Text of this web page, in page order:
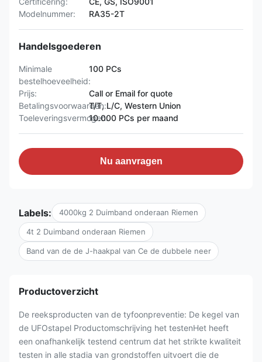
Modelnummer:
RA35-2T
Handelsgoederen
Minimale
bestelhoeveelheid:
100 PCs
Prijs:
Call or Email for quote
Betalingsvoorwaarden:T/T, L/C, Western Union
Toeleveringsvermogen:10.000 PCs per maand
Nu aanvragen
Labels: 4000kg 2 Duimband onderaan Riemen
4t 2 Duimband onderaan Riemen
Band van de de J-haakpal van Ce de dubbele neer
Productoverzicht
De reeksproducten van de tyfoonpreventie: De kegel van
de UFOstapel Productomschrijving het testenHet heeft
een onafhankelijk testend centrum dat het strikte kwaliteit
testen in alle stadia van grondstoffen uitvoert die de